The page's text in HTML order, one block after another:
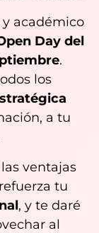
académico
Day del
.
los
a tu
ventajas
tu
, y te daré
al